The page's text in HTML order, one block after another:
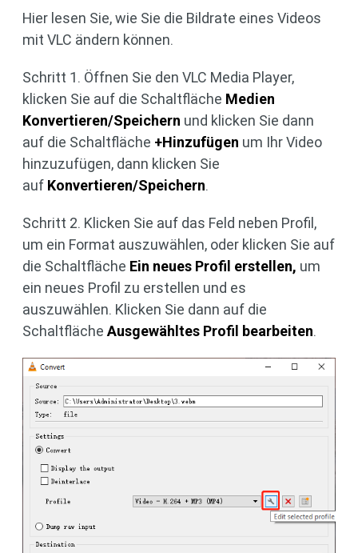
Hier lesen Sie, wie Sie die Bildrate eines Videos
mit VLC ändern können.
Schritt 1. Öffnen Sie den VLC Media Player,
klicken Sie auf die Schaltfläche Medien
Konvertieren/Speichern und klicken Sie dann
auf die Schaltfläche +Hinzufügen um Ihr Video
hinzuzufügen, dann klicken Sie
auf Konvertieren/Speichern.
Schritt 2. Klicken Sie auf das Feld neben Profil,
um ein Format auszuwählen, oder klicken Sie auf
die Schaltfläche Ein neues Profil erstellen, um
ein neues Profil zu erstellen und es
auszuwählen. Klicken Sie dann auf die
Schaltfläche Ausgewähltes Profil bearbeiten.